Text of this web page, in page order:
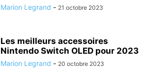
Marion Legrand - 21 octobre 2023
Les meilleurs accessoires
Nintendo Switch OLED pour 2023
Marion Legrand - 20 octobre 2023